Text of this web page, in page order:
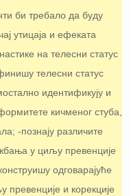
би требало да буду
утицаја и ефеката
на телесни статус
телесни статус
идентификују и
кичменог стуба,
-познају различите
у циљу превенције
одговарајуће
и корекције